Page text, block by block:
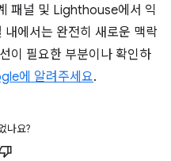
패널 및 Lighthouse에서 익
에서는 완전히 새로운 맥락
이 필요한 부분이나 확인하
에 알려주세요.
나요?